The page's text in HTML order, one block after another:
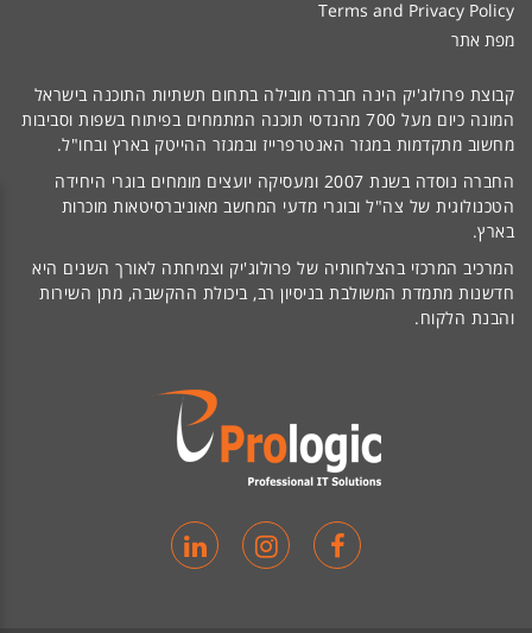
Terms and Privacy Policy
מפת אתר
קבוצת פרולוג'יק הינה חברה מובילה בתחום תשתיות התוכנה בישראל
המונה כיום מעל 700 מהנדסי תוכנה המתמחים בפיתוח בשפות וסביבות
מחשוב מתקדמות במגזר האנטרפרייז ובמגזר ההייטק בארץ ובחו"ל.
החברה נוסדה בשנת 2007 ומעסיקה יועצים מומחים בוגרי היחידה
הטכנולוגית של צה"ל ובוגרי מדעי המחשב מאוניברסיטאות מוכרות
בארץ.
המרכיב המרכזי בהצלחותיה של פרולוג'יק וצמיחתה לאורך השנים היא
חדשנות מתמדת המשולבת בניסיון רב, ביכולת ההקשבה, מתן השירות
והבנת הלקוח.